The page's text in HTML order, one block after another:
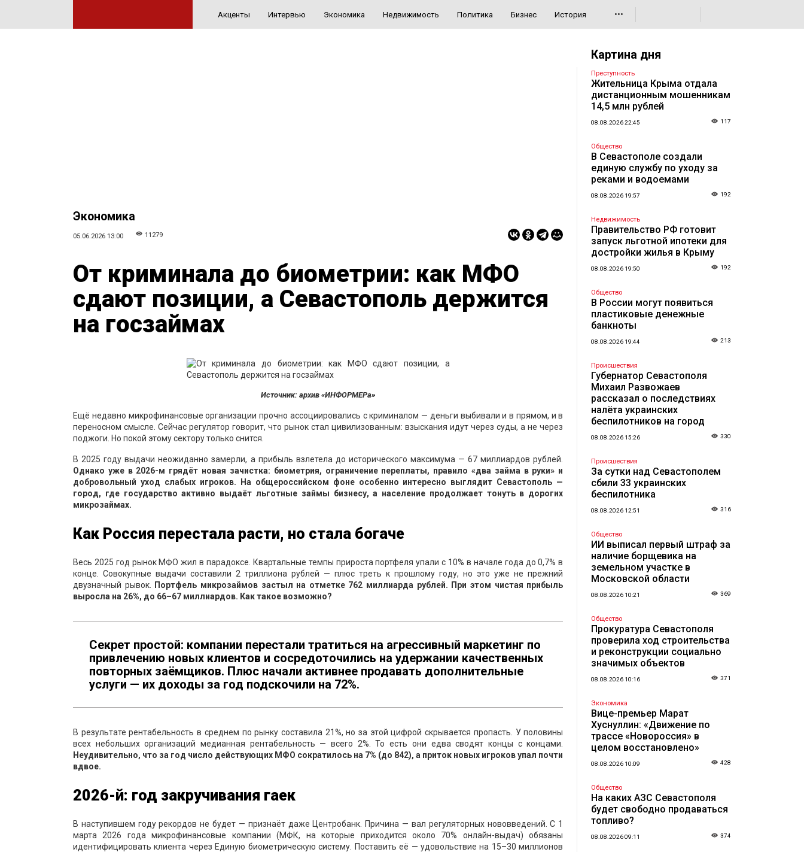
Акценты Интервью Экономика Недвижимость Политика Бизнес История •••
Экономика
05.06.2026 13:00 11279
От криминала до биометрии: как МФО
сдают позиции, а Севастополь держится
на госзаймах
Источник: архив «ИНФОРМЕРа»
Ещё недавно микрофинансовые организации прочно ассоциировались с криминалом — деньги выбивали и в прямом, и в
переносном смысле. Сейчас регулятор говорит, что рынок стал цивилизованным: взыскания идут через суды, а не через
поджоги. Но покой этому сектору только снится.
В 2025 году выдачи неожиданно замерли, а прибыль взлетела до исторического максимума — 67 миллиардов рублей.
Однако уже в 2026-м грядёт новая зачистка: биометрия, ограничение переплаты, правило «два займа в руки» и
добровольный уход слабых игроков. На общероссийском фоне особенно интересно выглядит Севастополь —
город, где государство активно выдаёт льготные займы бизнесу, а население продолжает тонуть в дорогих
микрозаймах.
Как Россия перестала расти, но стала богаче
Весь 2025 год рынок МФО жил в парадоксе. Квартальные темпы прироста портфеля упали с 10% в начале года до 0,7% в
конце. Совокупные выдачи составили 2 триллиона рублей — плюс треть к прошлому году, но это уже не прежний
двузначный рывок.
Портфель микрозаймов застыл на отметке 762 миллиарда рублей. При этом чистая прибыль
выросла на 26%, до 66–67 миллиардов. Как такое возможно?
Секрет простой: компании перестали тратиться на агрессивный маркетинг по
привлечению новых клиентов и сосредоточились на удержании качественных
повторных заёмщиков. Плюс начали активнее продавать дополнительные
услуги — их доходы за год подскочили на 72%.
В результате рентабельность в среднем по рынку составила 21%, но за этой цифрой скрывается пропасть. У половины
всех небольших организаций медианная рентабельность — всего 2%. То есть они едва сводят концы с концами.
Неудивительно, что за год число действующих МФО сократилось на 7% (до 842), а приток новых игроков упал почти
вдвое.
2026-й: год закручивания гаек
В наступившем году рекордов не будет — признаёт даже Центробанк. Причина — вал регуляторных нововведений. С 1
марта 2026 года микрофинансовые компании (МФК, на которые приходится около 70% онлайн-выдач) обязаны
идентифицировать клиента через Единую биометрическую систему. Поставить её — удовольствие на 15–30 миллионов
Картина дня
Преступность
Жительница Крыма отдала
дистанционным мошенникам
14,5 млн рублей
08.08.2026 22:45 117
Общество
В Севастополе создали
единую службу по уходу за
реками и водоемами
08.08.2026 19:57 192
Недвижимость
Правительство РФ готовит
запуск льготной ипотеки для
достройки жилья в Крыму
08.08.2026 19:50 192
Общество
В России могут появиться
пластиковые денежные
банкноты
08.08.2026 19:44 213
Происшествия
Губернатор Севастополя
Михаил Развожаев
рассказал о последствиях
налёта украинских
беспилотников на город
08.08.2026 15:26 330
Происшествия
За сутки над Севастополем
сбили 33 украинских
беспилотника
08.08.2026 12:51 316
Общество
ИИ выписал первый штраф за
наличие борщевика на
земельном участке в
Московской области
08.08.2026 10:21 369
Общество
Прокуратура Севастополя
проверила ход строительства
и реконструкции социально
значимых объектов
08.08.2026 10:16 371
Экономика
Вице-премьер Марат
Хуснуллин: «Движение по
трассе «Новороссия» в
целом восстановлено»
08.08.2026 10:09 428
Общество
На каких АЗС Севастополя
будет свободно продаваться
топливо?
08.08.2026 09:11 374